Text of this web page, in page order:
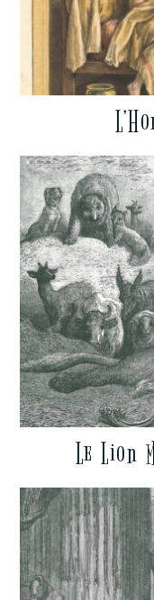
Le Lion